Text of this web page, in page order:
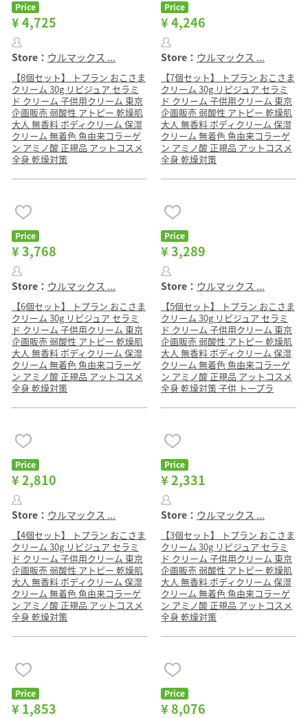
Price
¥ 4,725
Store： ウルマックス ...
【8個セット】 トプラン おこさま
クリーム 30g リピジュア セラミ
ド クリーム 子供用クリーム 東京
企画販売 弱酸性 アトピー 乾燥肌
大人 無香料 ボディクリーム 保湿
クリーム 無着色 魚由来コラーゲ
ン アミノ酸 正規品 アットコスメ
全身 乾燥対策
Price
¥ 4,246
Store： ウルマックス ...
【7個セット】 トプラン おこさま
クリーム 30g リピジュア セラミ
ド クリーム 子供用クリーム 東京
企画販売 弱酸性 アトピー 乾燥肌
大人 無香料 ボディクリーム 保湿
クリーム 無着色 魚由来コラーゲ
ン アミノ酸 正規品 アットコスメ
全身 乾燥対策
Price
¥ 3,768
Store： ウルマックス ...
【6個セット】 トプラン おこさま
クリーム 30g リピジュア セラミ
ド クリーム 子供用クリーム 東京
企画販売 弱酸性 アトピー 乾燥肌
大人 無香料 ボディクリーム 保湿
クリーム 無着色 魚由来コラーゲ
ン アミノ酸 正規品 アットコスメ
全身 乾燥対策
Price
¥ 3,289
Store： ウルマックス ...
【5個セット】 トプラン おこさま
クリーム 30g リピジュア セラミ
ド クリーム 子供用クリーム 東京
企画販売 弱酸性 アトピー 乾燥肌
大人 無香料 ボディクリーム 保湿
クリーム 無着色 魚由来コラーゲ
ン アミノ酸 正規品 アットコスメ
全身 乾燥対策 子供 トープラ
Price
¥ 2,810
Store： ウルマックス ...
【4個セット】 トプラン おこさま
クリーム 30g リピジュア セラミ
ド クリーム 子供用クリーム 東京
企画販売 弱酸性 アトピー 乾燥肌
大人 無香料 ボディクリーム 保湿
クリーム 無着色 魚由来コラーゲ
ン アミノ酸 正規品 アットコスメ
全身 乾燥対策
Price
¥ 2,331
Store： ウルマックス ...
【3個セット】 トプラン おこさま
クリーム 30g リピジュア セラミ
ド クリーム 子供用クリーム 東京
企画販売 弱酸性 アトピー 乾燥肌
大人 無香料 ボディクリーム 保湿
クリーム 無着色 魚由来コラーゲ
ン アミノ酸 正規品 アットコスメ
全身 乾燥対策
Price
¥ 1,853
Price
¥ 8,076